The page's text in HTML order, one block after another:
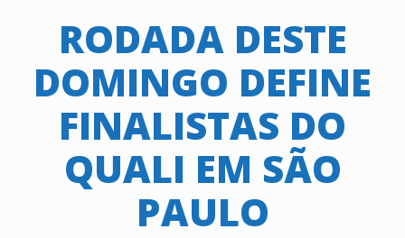
RODADA DESTE
DOMINGO DEFINE
FINALISTAS DO
QUALI EM SÃO
PAULO